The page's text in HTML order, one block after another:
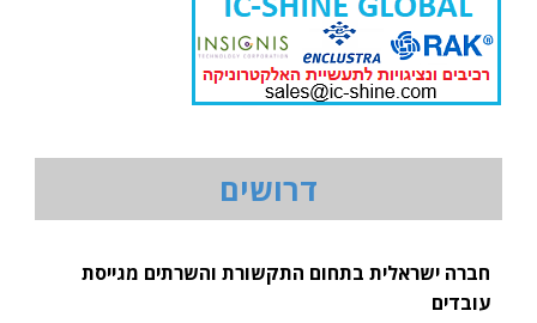
דרושים
חברה ישראלית בתחום התקשורת והשרתים מגייסת
עובדים